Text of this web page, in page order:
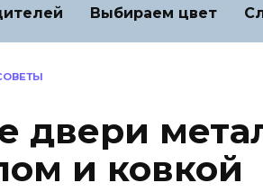
Выбираем цвет
двери
и ковкой